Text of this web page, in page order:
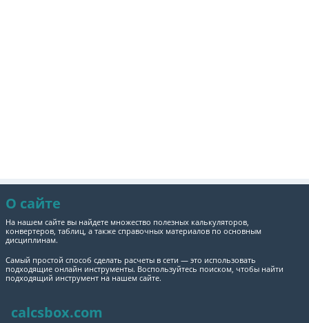
О сайте
На нашем сайте вы найдете множество полезных калькуляторов,
конвертеров, таблиц, а также справочных материалов по основным
дисциплинам.
Самый простой способ сделать расчеты в сети — это использовать
подходящие онлайн инструменты. Воспользуйтесь поиском, чтобы найти
подходящий инструмент на нашем сайте.
calcsbox.com